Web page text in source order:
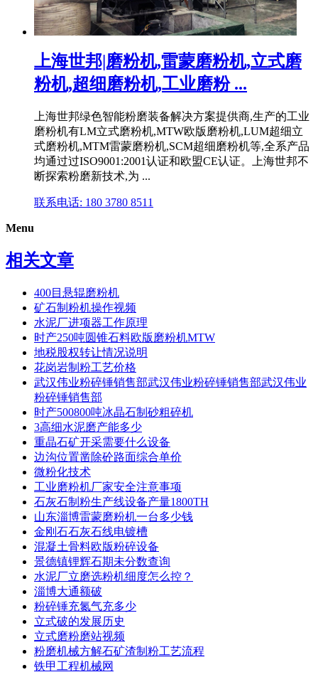
上海世邦|磨粉机,雷蒙磨粉机,立式磨
粉机,超细磨粉机,工业磨粉 ...
上海世邦绿色智能粉磨装备解决方案提供商,生产的工业
磨粉机有LM立式磨粉机,MTW欧版磨粉机,LUM超细立
式磨粉机,MTM雷蒙磨粉机,SCM超细磨粉机等,全系产品
均通过过ISO9001:2001认证和欧盟CE认证。上海世邦不
断探索粉磨新技术,为 ...
联系电话: 180 3780 8511
Menu
相关文章
400目悬辊磨粉机
矿石制粉机操作视频
水泥厂进项器工作原理
时产250吨圆锥石料欧版磨粉机MTW
地税股权转让情况说明
花岗岩制粉工艺价格
武汉伟业粉碎锤销售部武汉伟业粉碎锤销售部武汉伟业
粉碎锤销售部
时产500800吨冰晶石制砂粗碎机
3高细水泥磨产能多少
重晶石矿开采需要什么设备
边沟位置凿除砼路面综合单价
微粉化技术
工业磨粉机厂家安全注意事项
石灰石制粉生产线设备产量1800TH
山东淄博雷蒙磨粉机一台多少钱
金刚石石灰石线电镀槽
混凝土骨料欧版粉碎设备
景德镇锂辉石期未分数查询
水泥厂立磨选粉机细度怎么控？
淄博大通额破
粉碎锤充氮气充多少
立式破的发展历史
立式磨粉磨站视频
粉磨机械方解石矿渣制粉工艺流程
铁甲工程机械网